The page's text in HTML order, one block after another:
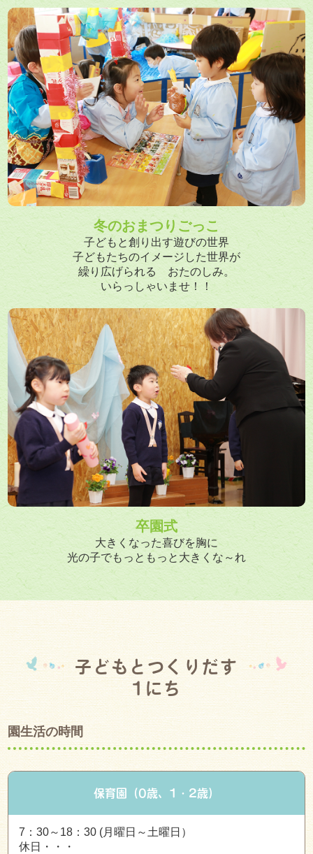
冬のおまつりごっこ
子どもと創り出す遊びの世界
子どもたちのイメージした世界が
繰り広げられる おたのしみ。
いらっしゃいませ！！
卒園式
大きくなった喜びを胸に
光の子でもっともっと大きくな～れ
子どもとつくりだす
1にち
園生活の時間
保育園（0歳、1・2歳）
7：30～18：30 (月曜日～土曜日）
休日・・・